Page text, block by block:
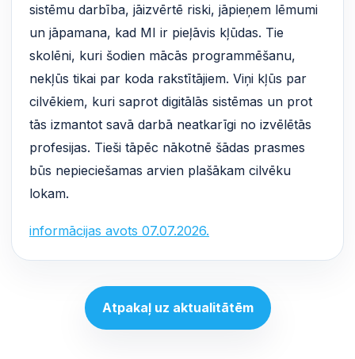
sistēmu darbība, jāizvērtē riski, jāpieņem lēmumi
un jāpamana, kad MI ir pieļāvis kļūdas. Tie
skolēni, kuri šodien mācās programmēšanu,
nekļūs tikai par koda rakstītājiem. Viņi kļūs par
cilvēkiem, kuri saprot digitālās sistēmas un prot
tās izmantot savā darbā neatkarīgi no izvēlētās
profesijas. Tieši tāpēc nākotnē šādas prasmes
būs nepieciešamas arvien plašākam cilvēku
lokam.
informācijas avots 07.07.2026.
Atpakaļ uz aktualitātēm